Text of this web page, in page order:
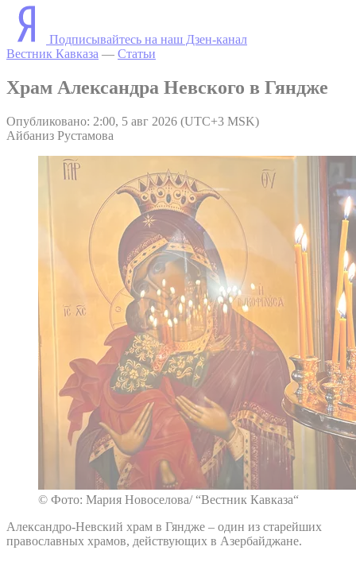
Подписывайтесь на наш Дзен-канал
Вестник Кавказа — Статьи
Храм Александра Невского в Гяндже
Опубликовано: 2:00, 5 авг 2026 (UTC+3 MSK)
Айбаниз Рустамова
© Фото: Мария Новоселова/ “Вестник Кавказа“
Александро-Невский храм в Гяндже – один из старейших
православных храмов, действующих в Азербайджане.